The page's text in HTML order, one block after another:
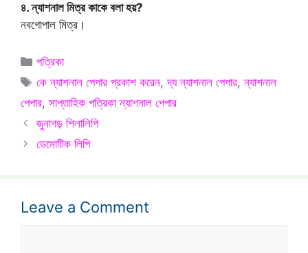
৪. ন্যাশনাল মিত্র কাকে বলা হয়?
নবগোপাল মিত্র।
Categories
পত্রিকা
Tags
কে ন্যাশনাল পেপার প্রকাশ করেন,দ্য ন্যাশনাল পেপার,ন্যাশনাল
পেপার, সাপ্তাহিক পত্রিকা ন্যাশনাল পেপার
জুনাগড় শিলালিপি
ডেমোটিক লিপি
Leave a Comment